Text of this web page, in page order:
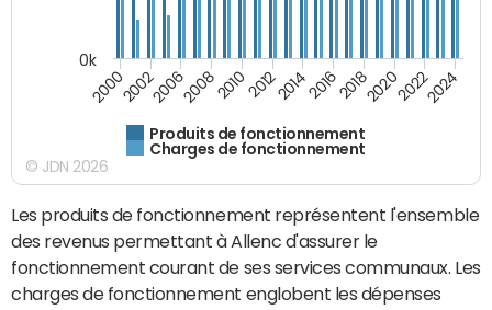
Produits de fonctionnement
Charges de fonctionnement
200020022006200820102012201420162018202020222024
0k
© JDN 2026
Les produits de fonctionnement représentent l'ensemble
des revenus permettant à Allenc d'assurer le
fonctionnement courant de ses services communaux. Les
charges de fonctionnement englobent les dépenses